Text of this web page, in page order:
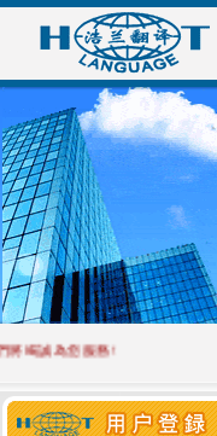
誠為您服務!